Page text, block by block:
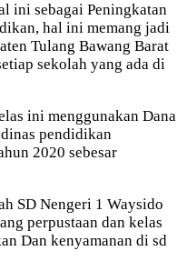
ini sebagai Peningkatan
hal ini memang jadi
Tulang Bawang Barat
sekolah yang ada di
ini menggunakan Dana
pendidikan
2020 sebesar
SD Nengeri 1 Waysido
perpustaan dan kelas
Dan kenyamanan di sd